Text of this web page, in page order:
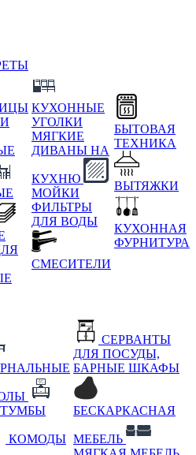
КУХОННЫЕ
УГОЛКИ
МЯГКИЕ
ДИВАНЫ НА
КУХНЮ
МОЙКИ
ФИЛЬТРЫ
ДЛЯ ВОДЫ
СМЕСИТЕЛИ
БЫТОВАЯ
ТЕХНИКА
ВЫТЯЖКИ
КУХОННАЯ
ФУРНИТУРА
КОМОДЫ
СЕРВАНТЫ
ДЛЯ ПОСУДЫ,
БАРНЫЕ ШКАФЫ
БЕСКАРКАСНАЯ
МЕБЕЛЬ